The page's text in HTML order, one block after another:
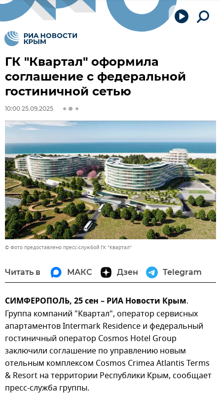
ГК "Квартал" оформила
соглашение с федеральной
гостиничной сетью
10:00 25.09.2025
© Фото предоставлено пресс-службой ГК "Квартал"
Читать в МАКС Дзен Telegram
СИМФЕРОПОЛЬ, 25 сен – РИА Новости Крым.
Группа компаний "Квартал", оператор сервисных
апартаментов Intermark Residence и федеральный
гостиничный оператор Cosmos Hotel Group
заключили соглашение по управлению новым
отельным комплексом Cosmos Crimea Atlantis Terms
& Resort на территории Республики Крым, сообщает
пресс-служба группы.